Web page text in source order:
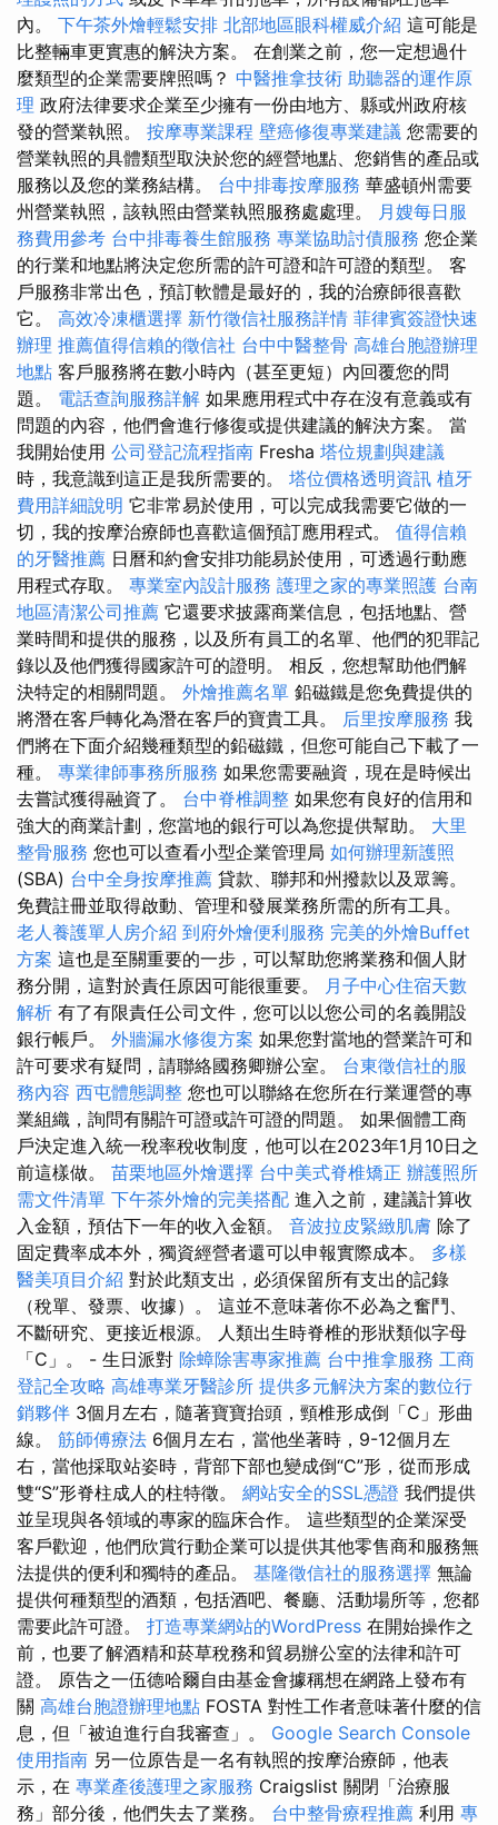
內。 下午茶外燴輕鬆安排 北部地區眼科權威介紹 這可能是
比整輛車更實惠的解決方案。 在創業之前，您一定想過什
麼類型的企業需要牌照嗎？ 中醫推拿技術 助聽器的運作原
理 政府法律要求企業至少擁有一份由地方、縣或州政府核
發的營業執照。 按摩專業課程 壁癌修復專業建議 您需要的
營業執照的具體類型取決於您的經營地點、您銷售的產品或
服務以及您的業務結構。 台中排毒按摩服務 華盛頓州需要
州營業執照，該執照由營業執照服務處處理。
月嫂每日服
務費用參考 台中排毒養生館服務 專業協助討債服務 您企業
的行業和地點將決定您所需的許可證和許可證的類型。 客
戶服務非常出色，預訂軟體是最好的，我的治療師很喜歡
它。 高效冷凍櫃選擇 新竹徵信社服務詳情 菲律賓簽證快速
辦理 推薦值得信賴的徵信社 台中中醫整骨 高雄台胞證辦理
地點 客戶服務將在數小時內（甚至更短）內回覆您的問
題。 電話查詢服務詳解 如果應用程式中存在沒有意義或有
問題的內容，他們會進行修復或提供建議的解決方案。 當
我開始使用 公司登記流程指南 Fresha 塔位規劃與建議
時，我意識到這正是我所需要的。 塔位價格透明資訊 植牙
費用詳細說明 它非常易於使用，可以完成我需要它做的一
切，我的按摩治療師也喜歡這個預訂應用程式。 值得信賴
的牙醫推薦 日曆和約會安排功能易於使用，可透過行動應
用程式存取。 專業室內設計服務 護理之家的專業照護 台南
地區清潔公司推薦 它還要求披露商業信息，包括地點、營
業時間和提供的服務，以及所有員工的名單、他們的犯罪記
錄以及他們獲得國家許可的證明。 相反，您想幫助他們解
決特定的相關問題。 外燴推薦名單 鉛磁鐵是您免費提供的
將潛在客戶轉化為潛在客戶的寶貴工具。 后里按摩服務 我
們將在下面介紹幾種類型的鉛磁鐵，但您可能自己下載了一
種。 專業律師事務所服務 如果您需要融資，現在是時候出
去嘗試獲得融資了。 台中脊椎調整 如果您有良好的信用和
強大的商業計劃，您當地的銀行可以為您提供幫助。 大里
整骨服務 您也可以查看小型企業管理局 如何辦理新護照
(SBA) 台中全身按摩推薦 貸款、聯邦和州撥款以及眾籌。
免費註冊並取得啟動、管理和發展業務所需的所有工具。
老人養護單人房介紹 到府外燴便利服務 完美的外燴Buffet
方案 這也是至關重要的一步，可以幫助您將業務和個人財
務分開，這對於責任原因可能很重要。
月子中心住宿天數
解析 有了有限責任公司文件，您可以以您公司的名義開設
銀行帳戶。 外牆漏水修復方案 如果您對當地的營業許可和
許可要求有疑問，請聯絡國務卿辦公室。 台東徵信社的服
務內容 西屯體態調整 您也可以聯絡在您所在行業運營的專
業組織，詢問有關許可證或許可證的問題。 如果個體工商
戶決定進入統一稅率稅收制度，他可以在2023年1月10日之
前這樣做。 苗栗地區外燴選擇 台中美式脊椎矯正 辦護照所
需文件清單 下午茶外燴的完美搭配 進入之前，建議計算收
入金額，預估下一年的收入金額。 音波拉皮緊緻肌膚 除了
固定費率成本外，獨資經營者還可以申報實際成本。 多樣
醫美項目介紹 對於此類支出，必須保留所有支出的記錄
（稅單、發票、收據）。 這並不意味著你不必為之奮鬥、
不斷研究、更接近根源。 人類出生時脊椎的形狀類似字母
「C」。 - 生日派對 除蟑除害專家推薦 台中推拿服務 工商
登記全攻略 高雄專業牙醫診所 提供多元解決方案的數位行
銷夥伴 3個月左右，隨著寶寶抬頭，頸椎形成倒「C」形曲
線。 筋師傅療法 6個月左右，當他坐著時，9-12個月左
右，當他採取站姿時，背部下部也變成倒“C”形，從而形成
雙“S”形脊柱成人的柱特徵。 網站安全的SSL憑證 我們提供
並呈現與各領域的專家的臨床合作。 這些類型的企業深受
客戶歡迎，他們欣賞行動企業可以提供其他零售商和服務無
法提供的便利和獨特的產品。 基隆徵信社的服務選擇 無論
提供何種類型的酒類，包括酒吧、餐廳、活動場所等，您都
需要此許可證。 打造專業網站的WordPress 在開始操作之
前，也要了解酒精和菸草稅務和貿易辦公室的法律和許可
證。 原告之一伍德哈爾自由基金會據稱想在網路上發布有
關 高雄台胞證辦理地點 FOSTA 對性工作者意味著什麼的信
息，但「被迫進行自我審查」。 Google Search Console
使用指南 另一位原告是一名有執照的按摩治療師，他表
示，在 專業產後護理之家服務 Craigslist 關閉「治療服
務」部分後，他們失去了業務。 台中整骨療程推薦 利用 專